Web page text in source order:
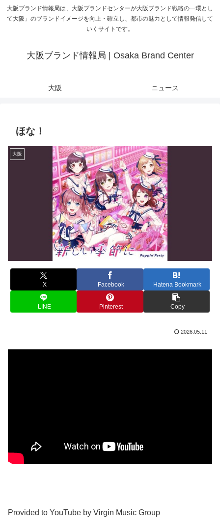
大阪ブランド情報局は、大阪ブランドセンターが大阪ブランド戦略の一環とし
て大阪」のブランドイメージを向上・確立し、都市の魅力として情報発信して
いくサイトです。
大阪ブランド情報局 | Osaka Brand Center
大阪 ニュース
ほな！
大阪
X Facebook Hatena Bookmark
LINE Pinterest Copy
2026.05.11
Provided to YouTube by Virgin Music Group